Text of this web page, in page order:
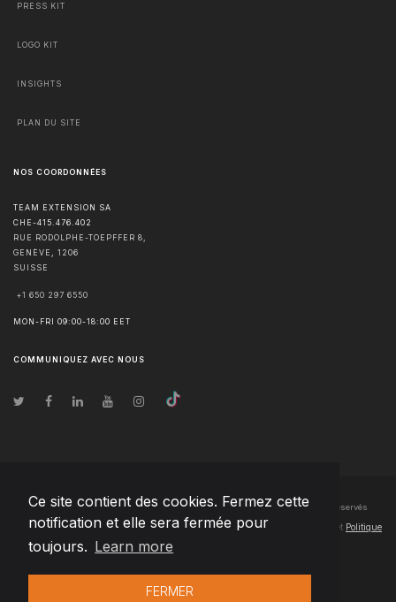
Ce site contient des cookies. Fermez cette
notification et elle sera fermée pour
toujours. Learn more
FERMER
PRESS KIT
LOGO KIT
INSIGHTS
PLAN DU SITE
NOS COORDONNÉES
TEAM EXTENSION SA
CHE-415.476.402
RUE RODOLPHE-TOEPFFER 8,
GENÈVE
1206
SUISSE
+1 650 297 6550
MON-FRI 09:00-18:00 EET
COMMUNIQUEZ AVEC NOUS
© Droits d'auteur2026 Team Extension SA France- Tous les droits sont réservés
Changelog● En utilisant ce site, vous acceptez nos Conditions d'utilisation et Politique
de confidentialité